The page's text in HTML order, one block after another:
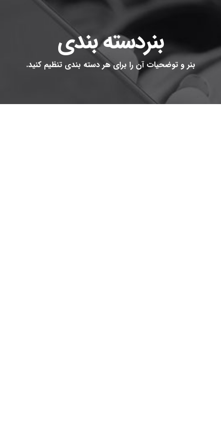
بنردسته بندی
بنر و توضحیات آن را برای هر دسته بندی تنظیم کنید.